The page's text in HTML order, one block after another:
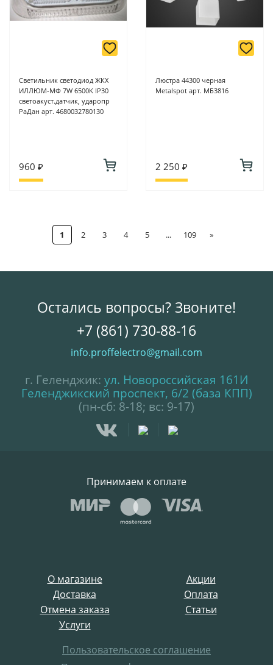
Светильник светодиод ЖКХ
ИЛЛЮМ-МФ 7W 6500K IP30
светоакуст.датчик, ударопр
РаДан арт. 4680032780130
960 ₽
Люстра 44300 черная
Metalspot арт. МБ3816
2 250 ₽
1 2 3 4 5 ... 109 »
О магазине
Акции
Доставка
Оплата
Отмена заказа
Статьи
Услуги
Пользовательское соглашение
Остались вопросы? Звоните!
+7 (861) 730-88-16
info.proffelectro@gmail.com
г. Геленджик: ул. Новороссийская 161И
Геленджикский проспект, 6/2 (база КПП)
(пн-сб: 8-18; вс: 9-17)
Принимаем к оплате